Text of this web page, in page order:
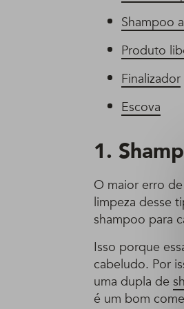
Shampoo
Produto
Finalizador
Escova
1.
O maior erro
limpeza desse
shampoo para
Isso porque
cabeludo. Por
uma dupla de
é um bom